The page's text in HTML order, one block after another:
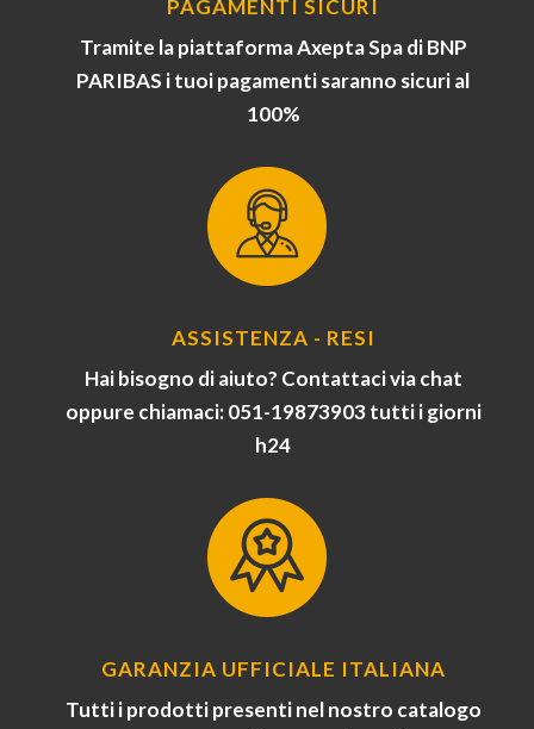
PAGAMENTI SICURI
Tramite la piattaforma Axepta Spa di BNP
PARIBAS i tuoi pagamenti saranno sicuri al
100%
ASSISTENZA - RESI
Hai bisogno di aiuto? Contattaci via chat
oppure chiamaci: 051-19873903 tutti i giorni
h24
GARANZIA UFFICIALE ITALIANA
Tutti i prodotti presenti nel nostro catalogo